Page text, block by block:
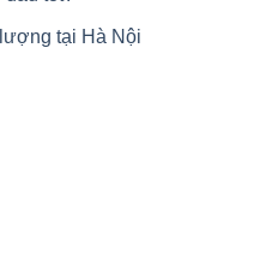
tại Hà Nội